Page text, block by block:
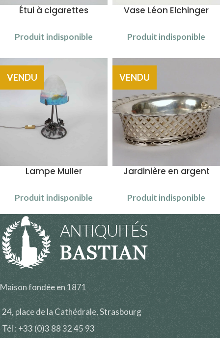
Étui à cigarettes
Produit indisponible
Vase Léon Elchinger
Produit indisponible
VENDU
Lampe Muller
Produit indisponible
VENDU
Jardinière en argent
Produit indisponible
Maison fondée en 1871
24, place de la Cathédrale, Strasbourg
Tél : +33 (0)3 88 32 45 93